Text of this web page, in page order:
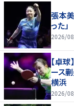
張本
った
2026/
【卓
ース
横浜
2026/